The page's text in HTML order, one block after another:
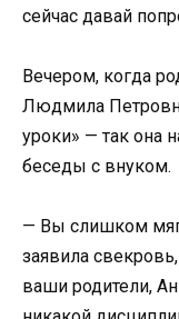
сейчас давай
Вечером, когда
Людмила
уроки» — так она
беседы с внуком.
— Вы слишком
заявила
ваши родители,